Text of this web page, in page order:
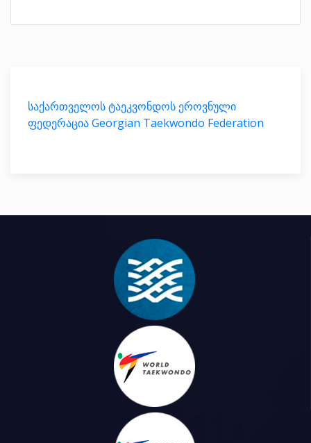
საქართველოს ტაეკვონდოს ეროვნული
ფედერაცია Georgian Taekwondo Federation